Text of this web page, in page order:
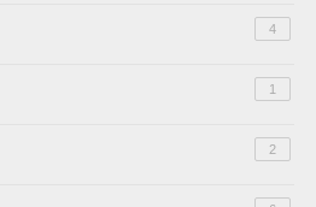
4
1
2